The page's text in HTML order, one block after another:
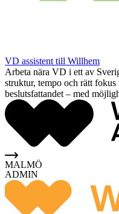
VD assistent till Willhem
Arbeta nära VD i ett av
struktur, tempo och rätt
beslutsfattandet – med
MALMÖ
ADMIN